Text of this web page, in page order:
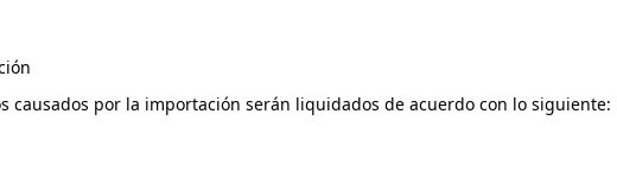
causados por la importación serán liquidados de acuerdo con lo